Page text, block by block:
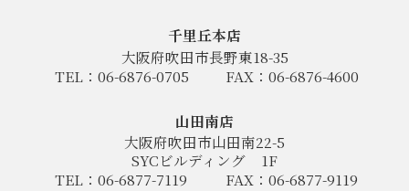
千里丘本店
大阪府吹田市長野東18-35
TEL：06-6876-0705
FAX：06-6876-4600
山田南店
大阪府吹田市山田南22-5
SYCビルディング
1F
TEL：06-6877-7119
FAX：06-6877-9119